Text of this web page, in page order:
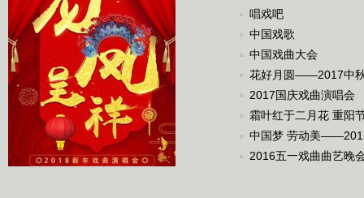
唱戏吧
中国戏歌
中国戏曲大会
花好月圆——2017中
2017国庆戏曲演唱会
霜叶红于二月花 重阳
中国梦 劳动美
2016五一戏曲曲艺晚